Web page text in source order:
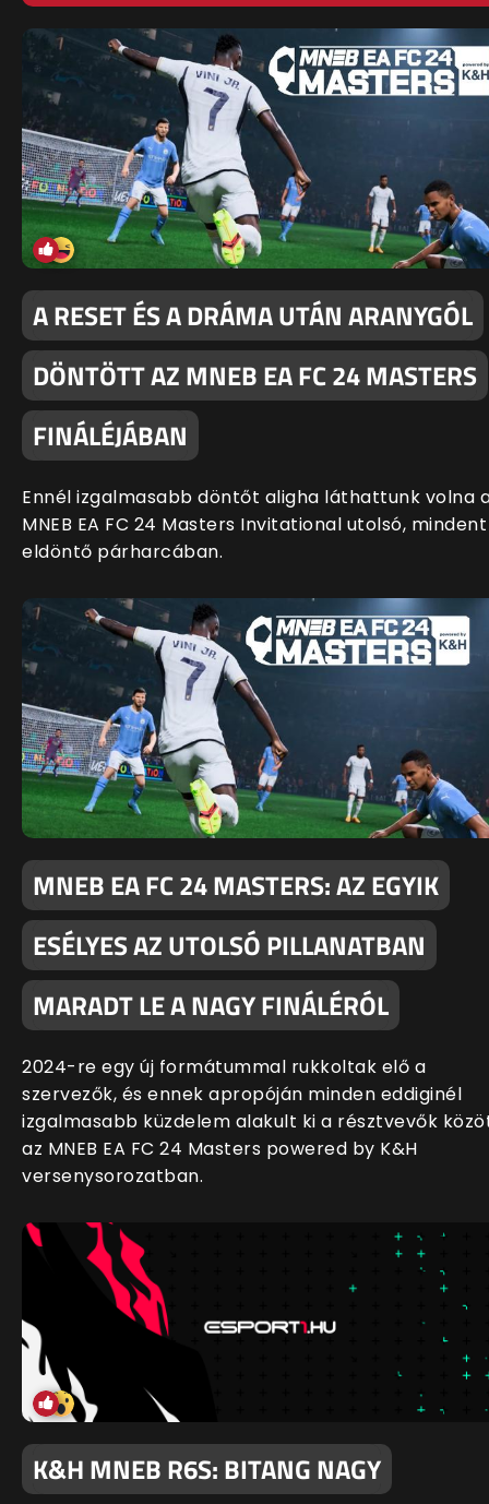
A RESET ÉS A DRÁMA UTÁN ARANYGÓL
DÖNTÖTT AZ MNEB EA FC 24 MASTERS
FINÁLÉJÁBAN
Ennél izgalmasabb döntőt aligha láthattunk volna
MNEB EA FC 24 Masters Invitational utolsó, mindent
eldöntő párharcában.
MNEB EA FC 24 MASTERS: AZ EGYIK
ESÉLYES AZ UTOLSÓ PILLANATBAN
MARADT LE A NAGY FINÁLÉRÓL
2024-re egy új formátummal rukkoltak elő a
szervezők, és ennek apropóján minden eddiginél
izgalmasabb küzdelem alakult ki a résztvevők
az MNEB EA FC 24 Masters powered by K&H
versenysorozatban.
K&H MNEB R6S: BITANG NAGY